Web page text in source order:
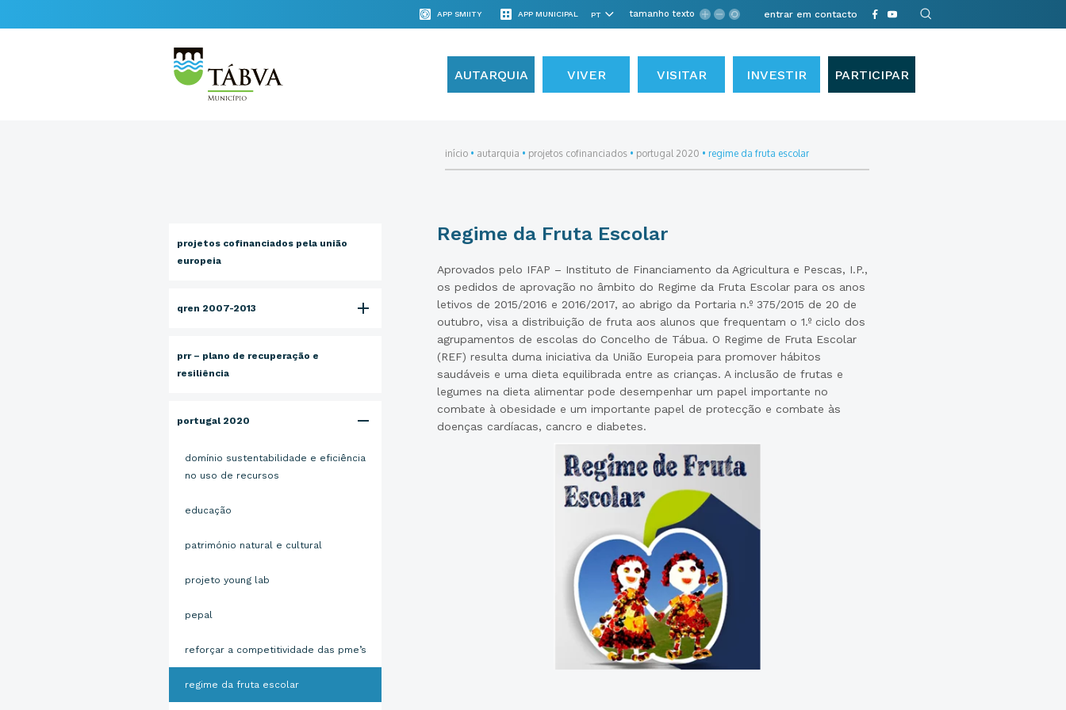
APP SMIITY APP MUNICIPAL tamanho texto entrar em contacto
AUTARQUIA VIVER VISITAR INVESTIR PARTICIPAR
projetos cofinanciados pela união
europeia
qren 2007-2013
prr – plano de recuperação e
resiliência
portugal 2020
domínio sustentabilidade e eficiência
no uso de recursos
educação
património natural e cultural
projeto young lab
pepal
reforçar a competitividade das pme’s
regime da fruta escolar
início• autarquia • projetos cofinanciados• portugal 2020 • regime da fruta escolar
Regime da Fruta Escolar
Aprovados pelo IFAP – Instituto de Financiamento da Agricultura e Pescas, I.P.,
os pedidos de aprovação no âmbito do Regime da Fruta Escolar para os anos
letivos de 2015/2016 e 2016/2017, ao abrigo da Portaria n.º 375/2015 de 20 de
outubro, visa a distribuição de fruta aos alunos que frequentam o 1.º ciclo dos
agrupamentos de escolas do Concelho de Tábua. O Regime de Fruta Escolar
(REF) resulta duma iniciativa da União Europeia para promover hábitos
saudáveis e uma dieta equilibrada entre as crianças. A inclusão de frutas e
legumes na dieta alimentar pode desempenhar um papel importante no
combate à obesidade e um importante papel de protecção e combate às
doenças cardíacas, cancro e diabetes.